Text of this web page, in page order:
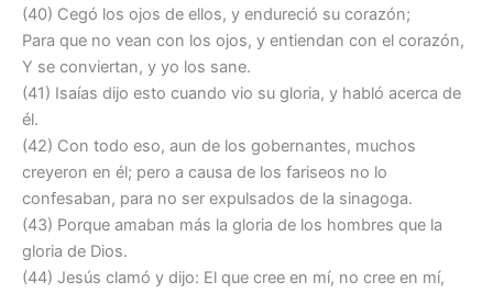
(40) Cegó los ojos de ellos, y endureció su corazón;
Para que no vean con los ojos, y entiendan con el corazón,
Y se conviertan, y yo los sane.
(41) Isaías dijo esto cuando vio su gloria, y habló acerca de
él.
(42) Con todo eso, aun de los gobernantes, muchos
creyeron en él; pero a causa de los fariseos no lo
confesaban, para no ser expulsados de la sinagoga.
(43) Porque amaban más la gloria de los hombres que la
gloria de Dios.
(44) Jesús clamó y dijo: El que cree en mí, no cree en mí,